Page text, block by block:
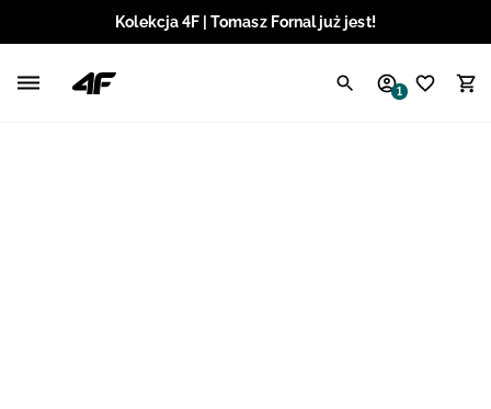
Kolekcja 4F | Tomasz Fornal już jest!
1